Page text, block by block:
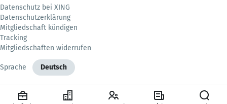
Datenschutz bei XING
Datenschutzerklärung
Mitgliedschaft kündigen
Tracking
Mitgliedschaften widerrufen
Sprache Deutsch